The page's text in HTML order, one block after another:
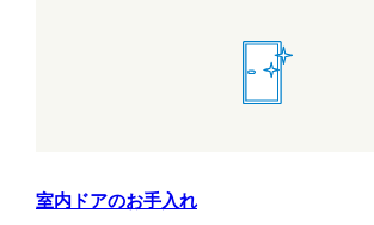
室内ドアのお手入れ